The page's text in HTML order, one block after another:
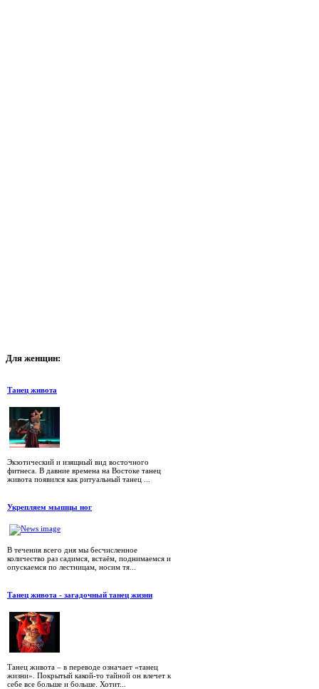
Для женщин:
Танец живота
Экзотический и изящный вид восточного
фитнеса. В давние времена на Востоке танец
живота появился как ритуальный танец ...
Укрепляем мышцы ног
В течения всего дня мы бесчисленное
количество раз садимся, встаём, поднимаемся и
опускаемся по лестницам, носим тя...
Танец живота - загадочный танец жизни
Танец живота – в переводе означает «танец
жизни». Покрытый какой-то тайной он влечет к
себе все больше и больше. Хотит...